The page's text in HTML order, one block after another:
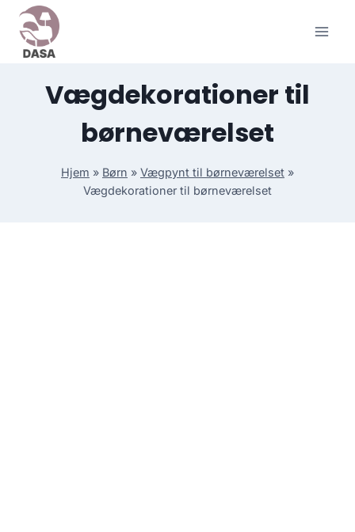
Skip
content
Vægdekorationer til
børneværelset
Hjem » Børn » Vægpynt til børneværelset »
Vægdekorationer til børneværelset